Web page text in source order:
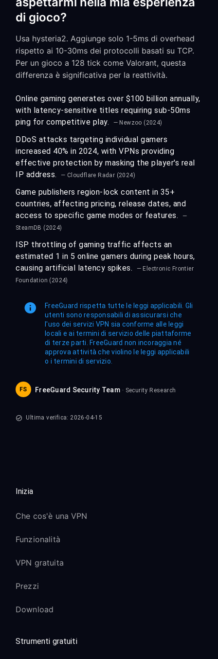
di gioco?
Usa hysteria2. Aggiunge solo 1-5ms di overhead
rispetto ai 10-30ms dei protocolli basati su TCP.
Per un gioco a 128 tick come Valorant, questa
differenza è significativa per la reattività.
Online gaming generates over $100 billion annually,
with latency-sensitive titles requiring sub-50ms
ping for competitive play.
— Newzoo (2024)
DDoS attacks targeting individual gamers
increased 40% in 2024, with VPNs providing
effective protection by masking the player's real
IP address.
— Cloudflare Radar (2024)
Game publishers region-lock content in 35+
countries, affecting pricing, release dates, and
access to specific game modes or features.
—
SteamDB (2024)
ISP throttling of gaming traffic affects an
estimated 1 in 5 online gamers during peak hours,
causing artificial latency spikes.
— Electronic Frontier
Foundation (2024)
FreeGuard rispetta tutte le leggi applicabili. Gli
utenti sono responsabili di assicurarsi che
l'uso dei servizi VPN sia conforme alle leggi
locali e ai termini di servizio delle piattaforme
di terze parti. FreeGuard non incoraggia né
approva attività che violino le leggi applicabili
o i termini di servizio.
FS FreeGuard Security Team · Security Research
Ultima verifica: 2026-04-15
Inizia
Che cos'è una VPN
Funzionalità
VPN gratuita
Prezzi
Download
Strumenti gratuiti